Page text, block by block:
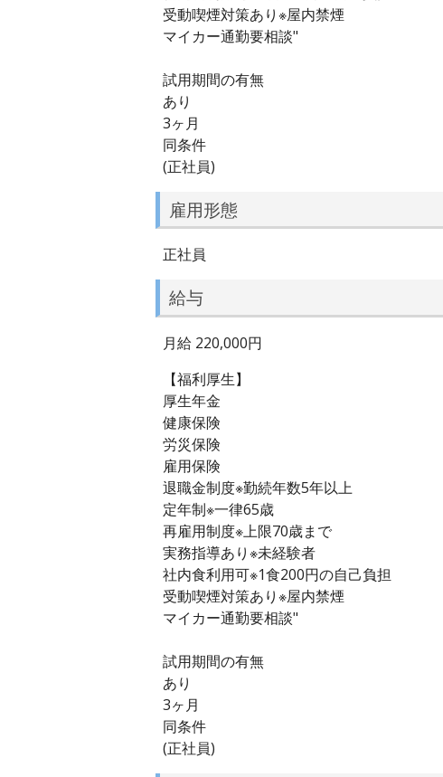
受動喫煙対策あり※屋内禁煙
マイカー通勤要相談"
試用期間の有無
あり
3ヶ月
同条件
(正社員)
雇用形態
正社員
給与
月給 220,000円
【福利厚生】
厚生年金
健康保険
労災保険
雇用保険
退職金制度※勤続年数5年以上
定年制※一律65歳
再雇用制度※上限70歳まで
実務指導あり※未経験者
社内食利用可※1食200円の自己負担
受動喫煙対策あり※屋内禁煙
マイカー通勤要相談"
試用期間の有無
あり
3ヶ月
同条件
(正社員)